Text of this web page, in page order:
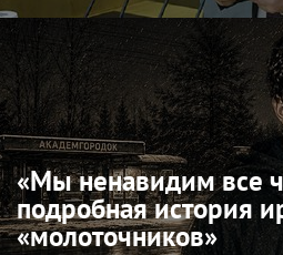
«Мы ненавидим все
подробная история
«молоточников»